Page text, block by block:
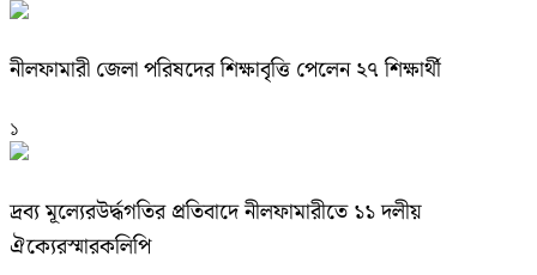
নীলফামারী জেলা পরিষদের শিক্ষাবৃত্তি পেলেন ২৭ শিক্ষার্থী
১
দ্রব্য মূল্যেরউর্দ্ধগতির প্রতিবাদে নীলফামারীতে ১১ দলীয়
ঐক্যেরস্মারকলিপি